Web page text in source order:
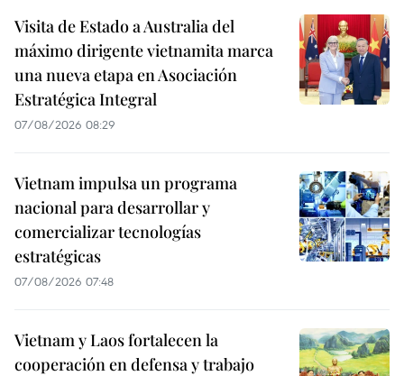
Visita de Estado a Australia del
máximo dirigente vietnamita marca
una nueva etapa en Asociación
Estratégica Integral
07/08/2026 08:29
Vietnam impulsa un programa
nacional para desarrollar y
comercializar tecnologías
estratégicas
07/08/2026 07:48
Vietnam y Laos fortalecen la
cooperación en defensa y trabajo